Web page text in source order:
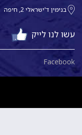
בנימין ד'ישראלי 2, חיפה
עשו לנו לייק
Facebook